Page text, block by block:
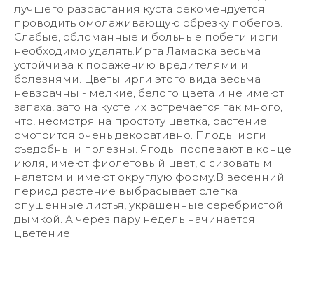
лучшего разрастания куста рекомендуется
проводить омолаживающую обрезку побегов.
Слабые, обломанные и больные побеги ирги
необходимо удалять.Ирга Ламарка весьма
устойчива к поражению вредителями и
болезнями. Цветы ирги этого вида весьма
невзрачны - мелкие, белого цвета и не имеют
запаха, зато на кусте их встречается так много,
что, несмотря на простоту цветка, растение
смотрится очень декоративно. Плоды ирги
съедобны и полезны. Ягоды поспевают в конце
июля, имеют фиолетовый цвет, с сизоватым
налетом и имеют округлую форму.В весенний
период растение выбрасывает слегка
опушенные листья, украшенные серебристой
дымкой. А через пару недель начинается
цветение.